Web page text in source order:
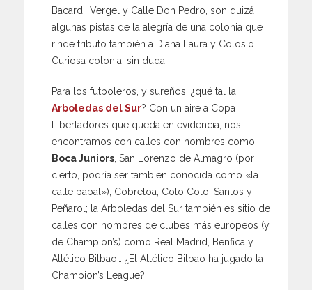
Bacardi, Vergel y Calle Don Pedro, son quizá
algunas pistas de la alegría de una colonia que
rinde tributo también a Diana Laura y Colosio.
Curiosa colonia, sin duda.
Para los futboleros, y sureños, ¿qué tal la
Arboledas del Sur? Con un aire a Copa
Libertadores que queda en evidencia, nos
encontramos con calles con nombres como
Boca Juniors , San Lorenzo de Almagro (por
cierto, podría ser también conocida como «la
calle papal»), Cobreloa, Colo Colo, Santos y
Peñarol; la Arboledas del Sur también es sitio de
calles con nombres de clubes más europeos (y
de Champion’s) como Real Madrid, Benfica y
Atlético Bilbao… ¿El Atlético Bilbao ha jugado la
Champion’s League?